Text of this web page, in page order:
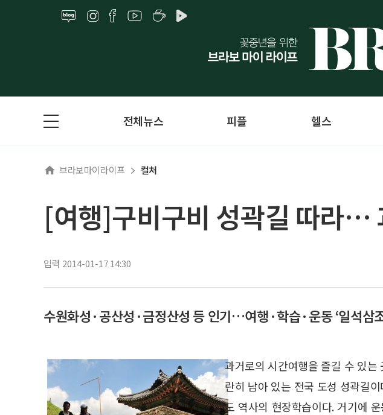
전체뉴스 피플 헬스
브라보마이라이프 컬처
[여행]구비구비 성곽길 따라…
입력 2014-01-17 14:30
수원화성·공산성·금정산성 등 인기…여행·학습·운동 ‘일석삼
과거로의 시간여행을 즐길 수 있는
란히 남아 있는 전국 도성 성곽길
도 역사의 현장학습이다. 거기에